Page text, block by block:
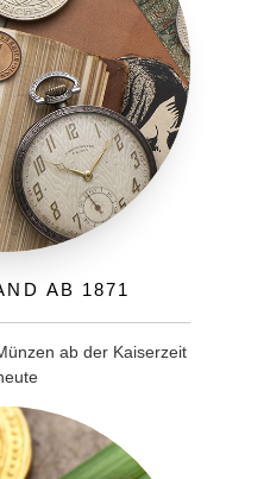
ab 1871
ab der Kaiserzeit